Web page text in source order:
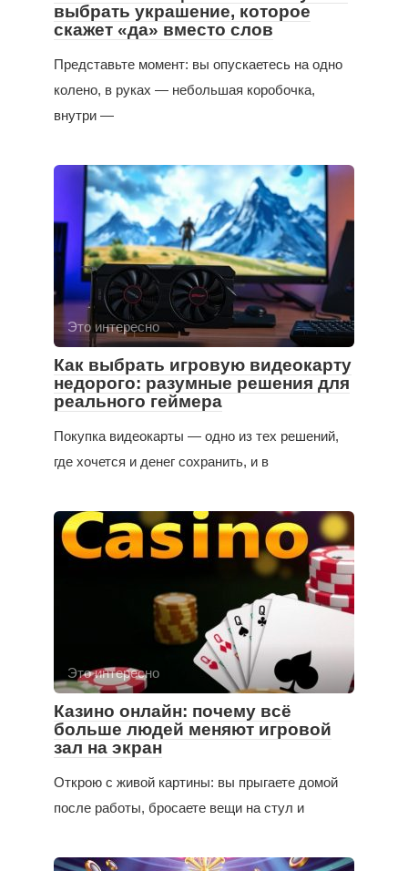
выбрать украшение, которое
скажет «да» вместо слов
Представьте момент: вы опускаетесь на одно
колено, в руках — небольшая коробочка,
внутри —
Это интересно
Как выбрать игровую видеокарту
недорого: разумные решения для
реального геймера
Покупка видеокарты — одно из тех решений,
где хочется и денег сохранить, и в
Это интересно
Казино онлайн: почему всё
больше людей меняют игровой
зал на экран
Открою с живой картины: вы прыгаете домой
после работы, бросаете вещи на стул и